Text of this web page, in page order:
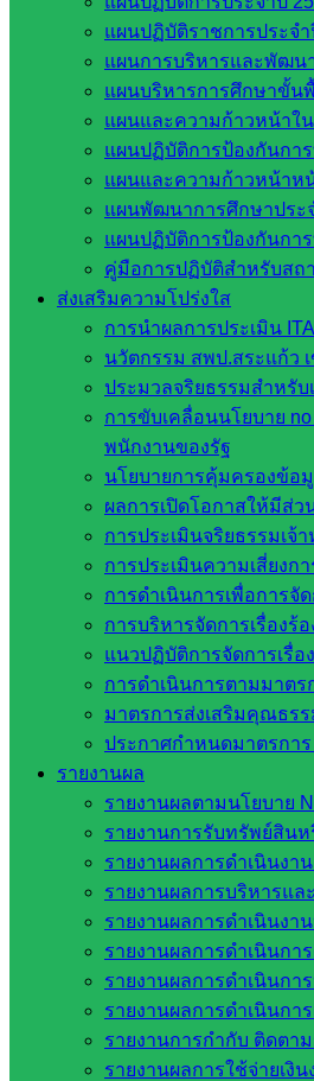
แผนปฏิบัติราชการประจำ
แผนการบริหารและพัฒน
แผนบริหารการศึกษาขั้น
แผนและความก้าวหน้าใ
แผนปฏิบัติการป้องกันกา
แผนและความก้าวหน้าห
แผนพัฒนาการศึกษาประ
แผนปฏิบัติการป้องกันกา
คู่มือการปฏิบัติสำหรับสถ
ส่งเสริมความโปร่งใส
การนำผลการประเมิน
นวัตกรรม สพป.สระแก้ว
ประมวลจริยธรรมสำหรับ
การขับเคลื่อนนโยบาย
พนักงานของรัฐ
นโยบายการคุ้มครองข้อ
ผลการเปิดโอกาสให้มีส่
การประเมินจริยธรรมเจ้
การประเมินความเสี่ยง
การดำเนินการเพื่อการจั
การบริหารจัดการเรื่องร้อ
แนวปฏิบัติการจัดการเรื่
การดำเนินการตามมาต
มาตรการส่งเสริมคุณธร
ประกาศกำหนดมาตรการ
รายงานผล
รายงานผลตามนโยบาย
รายงานการรับทรัพย์สิน
รายงานผลการดำเนินงา
รายงานผลการบริหารแ
รายงานผลการดำเนินงา
รายงานผลการดำเนินก
รายงานผลการดำเนินก
รายงานผลการดำเนินก
รายงานการกำกับ ติดตา
รายงานผลการใช้จ่ายเงิ
หน่วยงานที่เกี่ยวข้อง
กระทรวงศึกษาธิการ
กระทรวงการอุดมศึกษา
สำนักงานเลขาธิการสภาการศึ
สำนักงานคณะกรรมการการอ
สำนักงานคณะกรรมการการศึ
ฐาน
รายชื่อมหาวิทยาลัยในประเทศไ
เว็บไซต์สำนักต่าง ๆ ใน สพฐ.
เว็บไซต์ สพม. ในสังกัด สพฐ.
เว็บไซต์ สพป. ในสังกัด สพฐ.
กรมบัญชีกลาง
สำนักงาน ส.ก.ส.ค
หน่วยงานในจังหวัดสระ
จังหวัดสระแก้ว
องค์การบริหารส่วนจังหวัดสระ
ศึกษาธิการจังหวัดสระแก้ว
สำนักงาน ส.ก.ส.ค. จังหวัดสระ
สพป. สระแก้วเขต 1
สพป.สระแก้ว เขต 2
โรงเรียนในสังกัด สพป.สระแก้ว
โรงเรียนในสังกัด สพป.สระแก้ว
วิทยาลัยเทคนิคสระแก้ว
วิทยาลัยเทคนิควังน้ำเย็น
กศน.สระแก้ว
เว็บไซต์กลุ่มงานในสำนั
กลุ่มอำนวยการ
กลุ่มบริหารงานงานเงินและ
กลุ่มนโยบายและแผน
กลุ่มส่งเสริมการจัดการศึกษา